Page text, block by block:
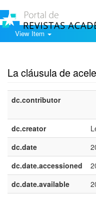
View Item
La cláusula de
dc.contributor
dc.creator
dc.date
dc.date.accessioned
dc.date.available